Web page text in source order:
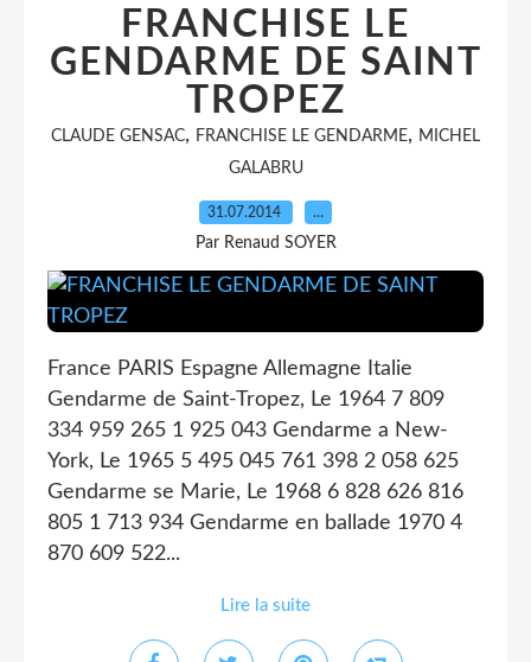
FRANCHISE LE
GENDARME DE SAINT
TROPEZ
CLAUDE GENSAC, FRANCHISE LE GENDARME, MICHEL
GALABRU
31.07.2014 …
Par Renaud SOYER
France PARIS Espagne Allemagne Italie
Gendarme de Saint-Tropez, Le 1964 7 809
334 959 265 1 925 043 Gendarme a New-
York, Le 1965 5 495 045 761 398 2 058 625
Gendarme se Marie, Le 1968 6 828 626 816
805 1 713 934 Gendarme en ballade 1970 4
870 609 522...
Lire la suite